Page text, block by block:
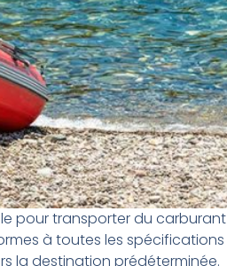
pour transporter du carburant
à toutes les spécifications
la destination prédéterminée.